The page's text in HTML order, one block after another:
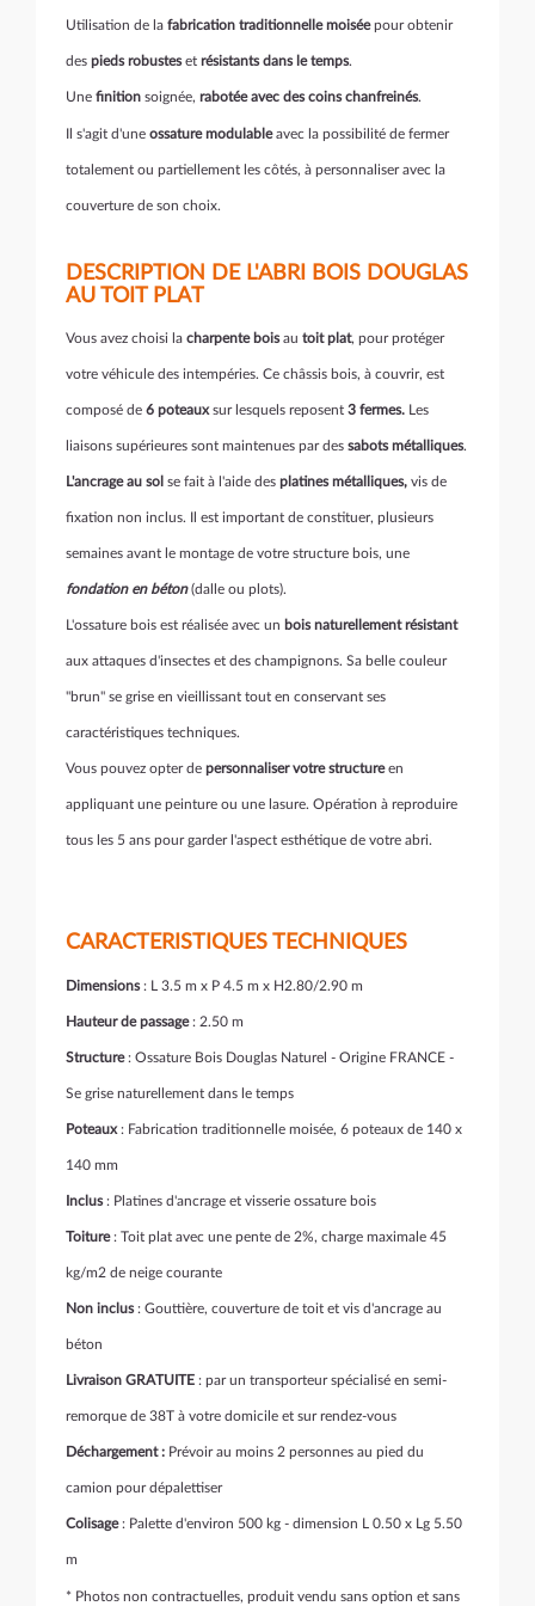
Utilisation de la fabrication traditionnelle moiséepour obtenir
des pieds robusteset résistants dans le temps.
Une finition soignée, rabotée avec des coins chanfreinés.
Il s'agit d'une ossature modulableavec la possibilité de fermer
totalement ou partiellement les côtés, à personnaliser avec la
couverture de son choix.
DESCRIPTION DE L'ABRI BOIS DOUGLAS
AU TOIT PLAT
Vous avez choisi la charpente boisau toit plat, pour protéger
votre véhicule des intempéries. Ce châssis bois, à couvrir, est
composé de 6 poteauxsur lesquels reposent 3 fermes. Les
liaisons supérieures sont maintenues par des sabots métalliques.
L'ancrage au sol se fait à l'aide des platines métalliques, vis de
fixation non inclus. Il est important de constituer, plusieurs
semaines avant le montage de votre structure bois, une
fondation en béton (dalle ou plots).
L'ossature bois est réalisée avec un bois naturellement résistant
aux attaques d'insectes et des champignons. Sa belle couleur
"brun" se grise en vieillissant tout en conservant ses
caractéristiques techniques.
Vous pouvez opter de personnaliser votre structureen
appliquant une peinture ou une lasure. Opération à reproduire
tous les 5 ans pour garder l'aspect esthétique de votre abri.
CARACTERISTIQUES TECHNIQUES
Dimensions: L 3.5 m x P 4.5 m x H2.80/2.90 m
Hauteur de passage: 2.50 m
Structure: Ossature Bois Douglas Naturel - Origine FRANCE -
Se grise naturellement dans le temps
Poteaux: Fabrication traditionnelle moisée, 6 poteaux de 140 x
140 mm
Inclus: Platines d'ancrage et visserie ossature bois
Toiture: Toit plat avec une pente de 2%, charge maximale 45
kg/m2 de neige courante
Non inclus: Gouttière, couverture de toit et vis d'ancrage au
béton
Livraison GRATUITE : par un transporteur spécialisé en semi-
remorque de 38T à votre domicile et sur rendez-vous
Déchargement : Prévoir au moins 2 personnes au pied du
camion pour dépalettiser
Colisage: Palette d'environ 500 kg - dimension L 0.50 x Lg 5.50
m
* Photos non contractuelles, produit vendu sans option et sans